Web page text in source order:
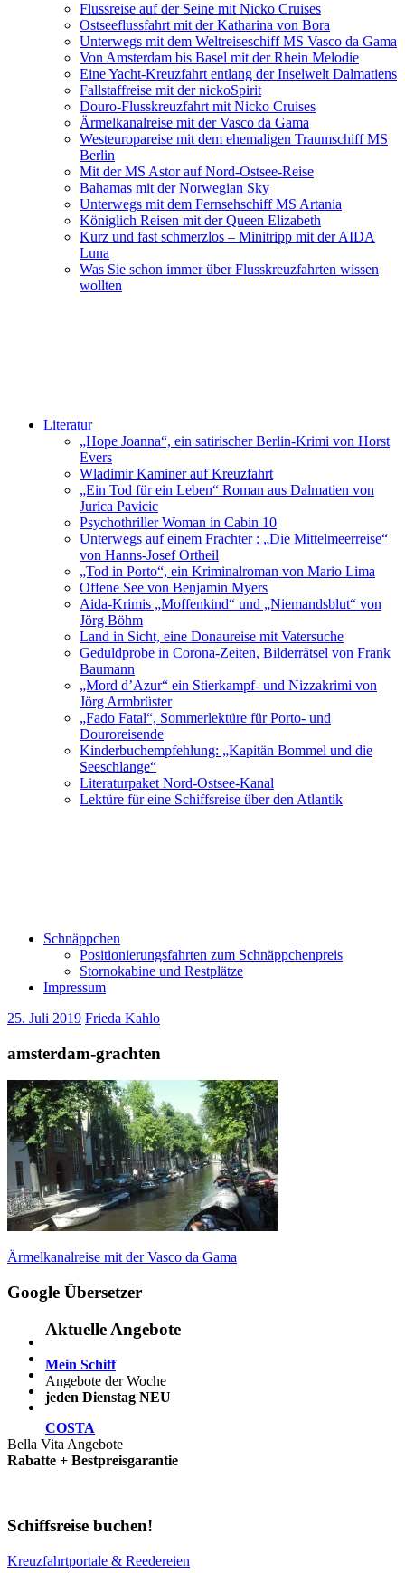
Flussreise auf der Seine mit Nicko Cruises
Ostseeflussfahrt mit der Katharina von Bora
Unterwegs mit dem Weltreiseschiff MS Vasco da Gama
Von Amsterdam bis Basel mit der Rhein Melodie
Eine Yacht-Kreuzfahrt entlang der Inselwelt Dalmatiens
Fallstaffreise mit der nickoSpirit
Douro-Flusskreuzfahrt mit Nicko Cruises
Ärmelkanalreise mit der Vasco da Gama
Westeuropareise mit dem ehemaligen Traumschiff MS
Berlin
Mit der MS Astor auf Nord-Ostsee-Reise
Bahamas mit der Norwegian Sky
Unterwegs mit dem Fernsehschiff MS Artania
Königlich Reisen mit der Queen Elizabeth
Kurz und fast schmerzlos – Minitripp mit der AIDA
Luna
Was Sie schon immer über Flusskreuzfahrten wissen
wollten
Literatur
„Hope Joanna“, ein satirischer Berlin-Krimi von Horst
Evers
Wladimir Kaminer auf Kreuzfahrt
„Ein Tod für ein Leben“ Roman aus Dalmatien von
Jurica Pavicic
Psychothriller Woman in Cabin 10
Unterwegs auf einem Frachter : „Die Mittelmeerreise“
von Hanns-Josef Ortheil
„Tod in Porto“, ein Kriminalroman von Mario Lima
Offene See von Benjamin Myers
Aida-Krimis „Moffenkind“ und „Niemandsblut“ von
Jörg Böhm
Land in Sicht, eine Donaureise mit Vatersuche
Geduldprobe in Corona-Zeiten, Bilderrätsel von Frank
Baumann
„Mord d’Azur“ ein Stierkampf- und Nizzakrimi von
Jörg Armbrüster
„Fado Fatal“, Sommerlektüre für Porto- und
Douroreisende
Kinderbuchempfehlung: „Kapitän Bommel und die
Seeschlange“
Literaturpaket Nord-Ostsee-Kanal
Lektüre für eine Schiffsreise über den Atlantik
Schnäppchen
Positionierungsfahrten zum Schnäppchenpreis
Stornokabine und Restplätze
Impressum
25. Juli 2019 Frieda Kahlo
amsterdam-grachten
Beitragsnavigation
Vorheriger
Ärmelkanalreise mit der Vasco da Gama
Google Übersetzer
Aktuelle Angebote
Mein Schiff
Angebote der Woche
jeden Dienstag NEU
COSTA
Bella Vita Angebote
Rabatte + Bestpreisgarantie
Schiffsreise buchen!
Kreuzfahrtportale & Reedereien